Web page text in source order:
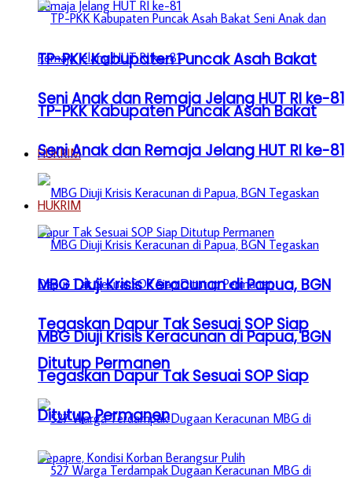
TP-PKK Kabupaten Puncak Asah Bakat
Seni Anak dan Remaja Jelang HUT RI ke-81
HUKRIM
MBG Diuji Krisis Keracunan di Papua, BGN
Tegaskan Dapur Tak Sesuai SOP Siap
Ditutup Permanen
TP-PKK Kabupaten Puncak Asah Bakat
Seni Anak dan Remaja Jelang HUT RI ke-81
HUKRIM
MBG Diuji Krisis Keracunan di Papua, BGN
Tegaskan Dapur Tak Sesuai SOP Siap
Ditutup Permanen